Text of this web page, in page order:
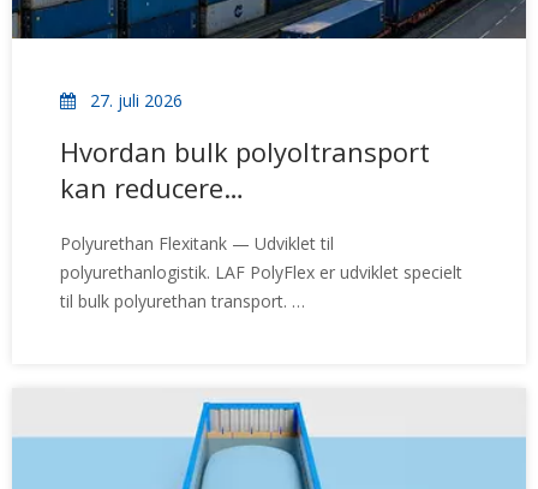
27. juli 2026
Hvordan bulk polyoltransport
kan reducere
til 35 %
Polyurethan Flexitank — Udviklet til
polyurethanlogistik. LAF PolyFlex er udviklet specielt
til bulk polyurethan transport.
applikationer med høj viskositet, ren fremstilling med
fuld batch-sporbarhed, pålidelig ydeevne til global sø-,
jernbane- og vejtransport. I stedet for at tjene som
en emballageløsning til generelle formål, er PolyFlex